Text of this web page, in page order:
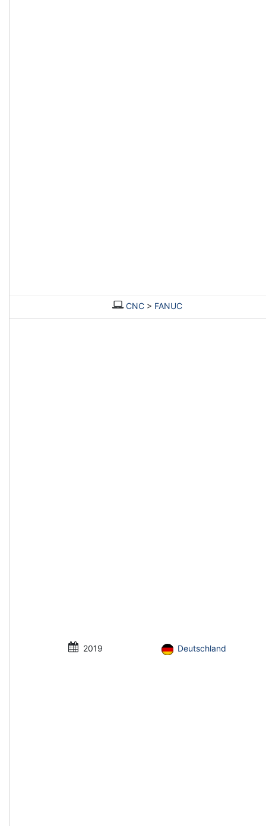
CNC > FANUC
2019 Deutschland